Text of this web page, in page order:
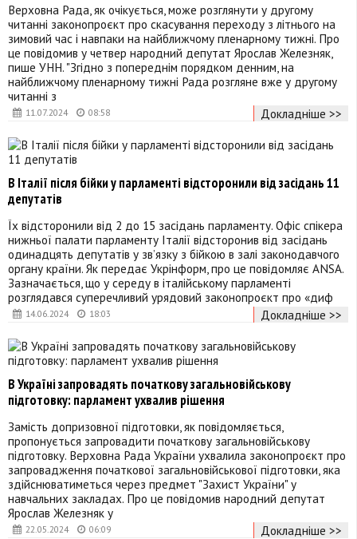
11.07.2024 08:58
Верховна Рада, як очікується, може розглянути у другому
читанні законопроєкт про скасування переходу з літнього на
зимовий час і навпаки на найближчому пленарному тижні. Про
це повідомив у четвер народний депутат Ярослав Железняк,
пише УНН. "Згідно з попереднім порядком денним, на
найближчому пленарному тижні Рада розгляне вже у другому
читанні з
Докладніше >>
14.06.2024 18:03
В Італії після бійки у парламенті відсторонили від засідань 11
депутатів
Їх відсторонили від 2 до 15 засідань парламенту. Офіс спікера
нижньої палати парламенту Італії відсторонив від засідань
одинадцять депутатів у зв’язку з бійкою в залі законодавчого
органу країни. Як передає Укрінформ, про це повідомляє ANSA.
Зазначається, що у середу в італійському парламенті
розглядався суперечливий урядовий законопроєкт про «диф
Докладніше >>
22.05.2024 06:09
В Україні запровадять початкову загальновійськову
підготовку: парламент ухвалив рішення
Замість допризовної підготовки, як повідомляється,
пропонується запровадити початкову загальновійськову
підготовку. Верховна Рада України ухвалила законопроєкт про
запровадження початкової загальновійськової підготовки, яка
здійснюватиметься через предмет "Захист України" у
навчальних закладах. Про це повідомив народний депутат
Ярослав Железняк у
Докладніше >>